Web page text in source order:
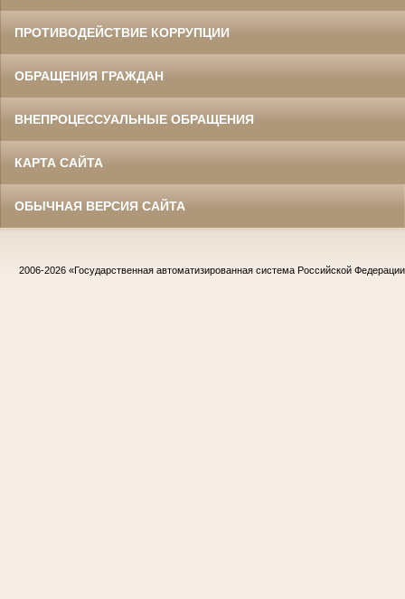
ПРОТИВОДЕЙСТВИЕ КОРРУПЦИИ
ОБРАЩЕНИЯ ГРАЖДАН
ВНЕПРОЦЕССУАЛЬНЫЕ ОБРАЩЕНИЯ
КАРТА САЙТА
ОБЫЧНАЯ ВЕРСИЯ САЙТА
2006-2026 «Государственная автоматизированная система Российской